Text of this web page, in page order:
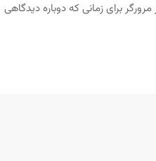
برای زمانی که دوباره دیدگاهی